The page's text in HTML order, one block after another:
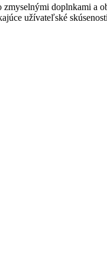
zmyselnými doplnkami a
užívateľské